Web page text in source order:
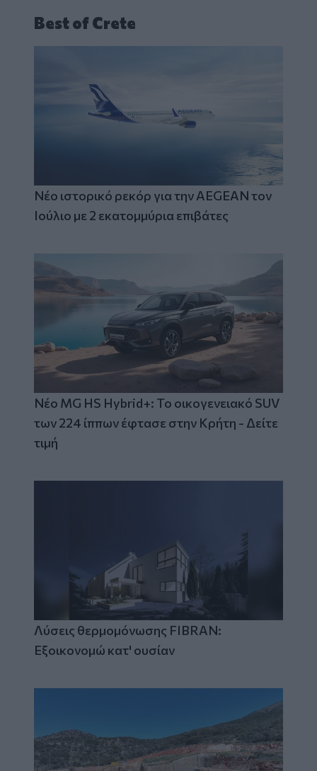
Best of Crete
Νέο ιστορικό ρεκόρ για την AEGEAN τον
Ιούλιο με 2 εκατομμύρια επιβάτες
Νέο MG HS Hybrid+: Το οικογενειακό SUV
των 224 ίππων έφτασε στην Κρήτη - Δείτε
τιμή
Λύσεις θερμομόνωσης FIBRAN:
Εξοικονομώ κατ' ουσίαν